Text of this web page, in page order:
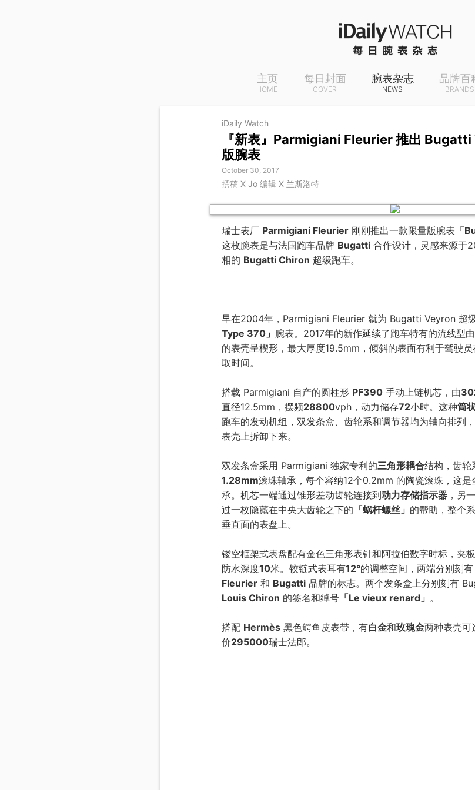
主页
HOME
每日封面
COVER
腕表杂志
NEWS
品牌百
BRANDS
iDaily Watch
『新表』Parmigiani Fleurier 推出
版腕表
October 30, 2017
撰稿 X Jo 编辑 X 兰斯洛特
瑞士表厂 Parmigiani Fleurier 刚刚推出一款限量版腕表 「
这枚腕表是与法国跑车品牌 Bugatti 合作设计，灵感来源于
相的 Bugatti Chiron 超级跑车。
早在2004年，Parmigiani Fleurier 就为 Bugatti Veyron 超
Type 370」 腕表。2017年的新作延续了跑车特有的流线型曲
的表壳呈楔形，最大厚度19.5mm，倾斜的表面有利于驾驶
取时间。
搭载 Parmigiani 自产的圆柱形 PF390 手动上链机芯，由
直径12.5mm，摆频28800vph，动力储存72小时。这种筒
跑车的发动机组，双发条盒、齿轮系和调节器均为轴向排列
表壳上拆卸下来。
双发条盒采用 Parmigiani 独家专利的三角形耦合结构，齿轮
1.28mm滚珠轴承，每个容纳12个0.2mm 的陶瓷滚珠，这是
承。机芯一端通过锥形差动齿轮连接到动力存储指示器 ，另
过一枚隐藏在中央大齿轮之下的 「蜗杆螺丝」 的帮助，整个
垂直面的表盘上。
镂空框架式表盘配有金色三角形表针和阿拉伯数字时标，夹
防水深度10米。铰链式表耳有12°的调整空间，两端分别刻有
Fleurier 和 Bugatti 品牌的标志。两个发条盒上分别刻有
Louis Chiron 的签名和绰号 「Le vieux renard」 。
搭配 Hermès 黑色鳄鱼皮表带，有白金和玫瑰金两种表壳可
价295000瑞士法郎。